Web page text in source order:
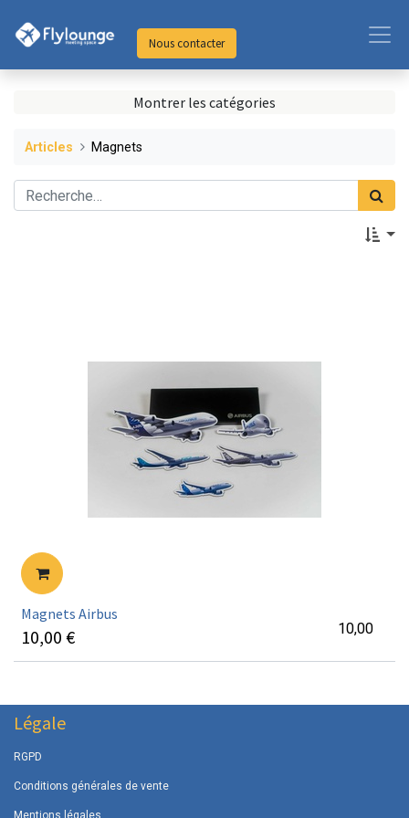
Nous contacter
Montrer les catégories
Articles Magnets
Magnets Airbus
10,00 € 10,00
Légale
RGPD
Conditions générales de vente
Mentions légales